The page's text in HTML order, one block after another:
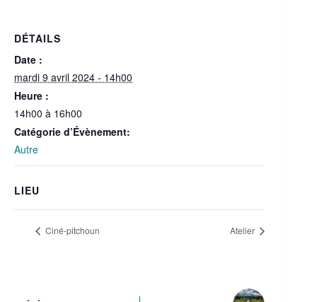
DÉTAILS
Date :
mardi 9 avril 2024 - 14h00
Heure :
14h00 à 16h00
Catégorie d’Évènement:
Autre
LIEU
Ciné-pitchoun Atelier